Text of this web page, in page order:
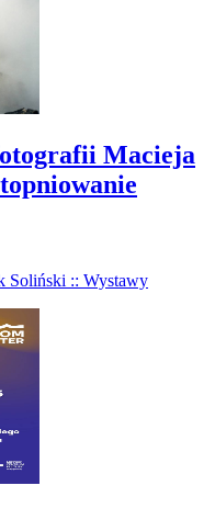
Macieja
Soliński :: Wystawy